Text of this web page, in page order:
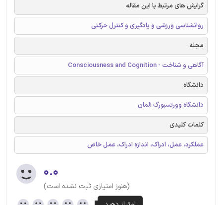
گرایش های مرتبط با این مقاله
روانشناسی ورزشی و یادگیری و کنترل حرکتی
مجله
آگاهی و شناخت - Consciousness and Cognition
دانشگاه
دانشگاه وورتسبورگ آلمان
کلمات کلیدی
عملکرد، عمل، ادراک، اندازه ادراک، عمل خاص
۰.۰
(هنوز امتیازی ثبت نشده است)